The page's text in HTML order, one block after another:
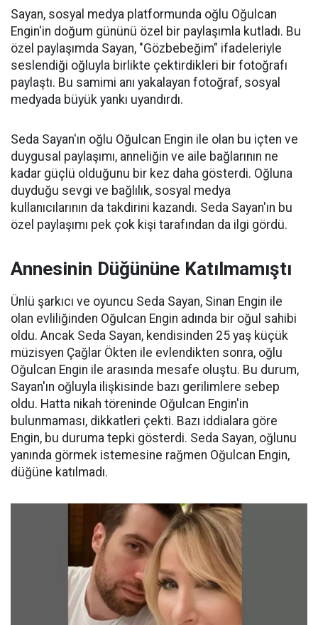
Sayan, sosyal medya platformunda oğlu Oğulcan
Engin'in doğum gününü özel bir paylaşımla kutladı. Bu
özel paylaşımda Sayan, "Gözbebeğim" ifadeleriyle
seslendiği oğluyla birlikte çektirdikleri bir fotoğrafı
paylaştı. Bu samimi anı yakalayan fotoğraf, sosyal
medyada büyük yankı uyandırdı.
Seda Sayan'ın oğlu Oğulcan Engin ile olan bu içten ve
duygusal paylaşımı, anneliğin ve aile bağlarının ne
kadar güçlü olduğunu bir kez daha gösterdi. Oğluna
duyduğu sevgi ve bağlılık, sosyal medya
kullanıcılarının da takdirini kazandı. Seda Sayan'ın bu
özel paylaşımı pek çok kişi tarafından da ilgi gördü.
Annesinin Düğününe Katılmamıştı
Ünlü şarkıcı ve oyuncu Seda Sayan, Sinan Engin ile
olan evliliğinden Oğulcan Engin adında bir oğul sahibi
oldu. Ancak Seda Sayan, kendisinden 25 yaş küçük
müzisyen Çağlar Ökten ile evlendikten sonra, oğlu
Oğulcan Engin ile arasında mesafe oluştu. Bu durum,
Sayan'ın oğluyla ilişkisinde bazı gerilimlere sebep
oldu. Hatta nikah töreninde Oğulcan Engin'in
bulunmaması, dikkatleri çekti. Bazı iddialara göre
Engin, bu duruma tepki gösterdi. Seda Sayan, oğlunu
yanında görmek istemesine rağmen Oğulcan Engin,
düğüne katılmadı.